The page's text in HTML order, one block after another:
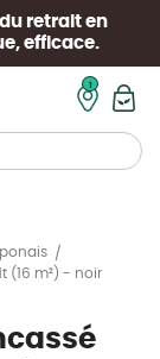
retrait en
efficace.
(16 m²) - noir